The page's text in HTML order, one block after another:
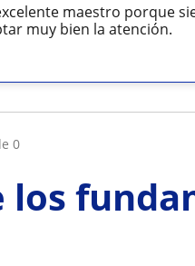
maestro porque
muy bien la atención.
0
los